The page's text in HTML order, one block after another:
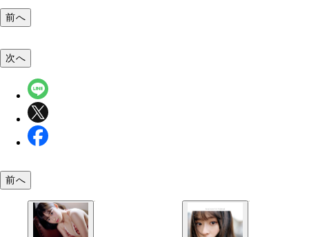
前へ
次へ
前へ